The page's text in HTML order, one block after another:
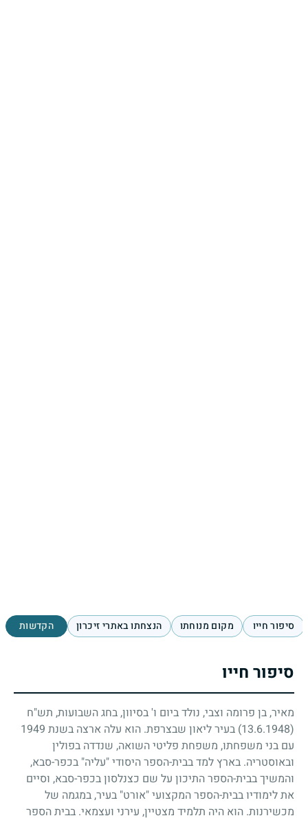
סיפור חייו מקום מנוחתו הנצחתו באתרי זיכרון הקדשות
סיפור חייו
מאיר, בן פרומה וצבי, נולד ביום ו' בסיוון, בחג השבועות, תש"ח
(13.6.1948)
בעיר ליאון שבצרפת. הוא עלה ארצה בשנת 1949
עם בני משפחתו, משפחת פליטי השואה, שנדדה בפולין
ובאוסטריה. בארץ למד בבית-הספר היסודי "עליה" בכפר-סבא,
והמשיך בבית-הספר התיכון על שם כצנלסון בכפר-סבא, וסיים
את לימודיו בבית-הספר המקצועי "אורט" בעיר, במגמה של
מכשירנות. הוא היה תלמיד מצטיין, עירני ועצמאי. בבית הספר